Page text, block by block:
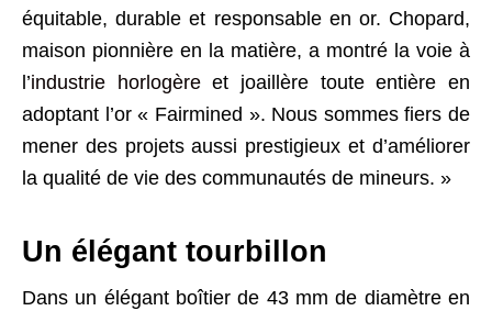
équitable, durable et responsable en or. Chopard,
maison pionnière en la matière, a montré la voie à
l’industrie horlogèreet joaillère toute entière en
adoptant l’or « Fairmined ». Nous sommes fiers de
mener des projets aussi prestigieux et d’améliorer
la qualité de vie des communautés de mineurs. »
Un élégant tourbillon
Dans un élégant boîtier de 43 mm de diamètre en